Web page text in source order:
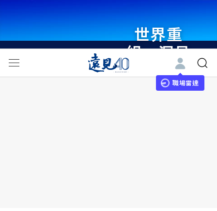
世界重
組・洞見
未來 與
世界領袖
職場雷達